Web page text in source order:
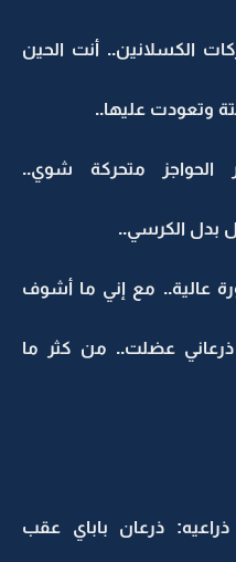
الكسلانين.. أنت الحين
وتعودت عليها..
متحركة شوي..
بدل الكرسي..
عالية.. مع إني ما أشوف
عضلت.. من كثر ما
ذرعان باباي عقب